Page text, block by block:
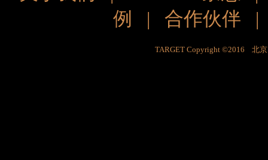
例
| 合作伙伴
TARGET Copyright ©2016 北